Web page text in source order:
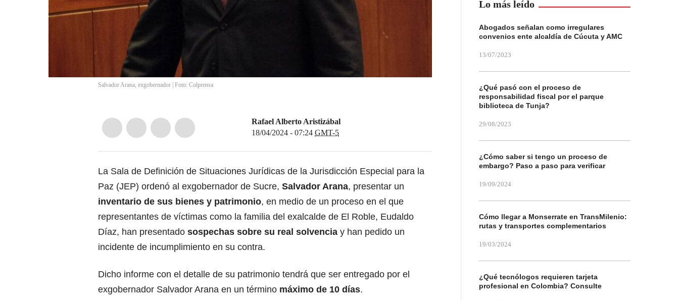
Salvador Arana, exgobernador | Foto: Colprensa
Rafael Alberto Aristizábal
18/04/2024 - 07:24 GMT-5
La Sala de Definición de Situaciones Jurídicas de la Jurisdicción Especial para la
Paz (JEP) ordenó al exgobernador de Sucre, Salvador Arana, presentar un
inventario de sus bienes y patrimonio, en medio de un proceso en el que
representantes de víctimas como la familia del exalcalde de El Roble, Eudaldo
Díaz, han presentado sospechas sobre su real solvencia y han pedido un
incidente de incumplimiento en su contra.
Dicho informe con el detalle de su patrimonio tendrá que ser entregado por el
exgobernador Salvador Arana en un término máximo de 10 días.
Lo más leído
Abogados señalan como irregulares
convenios ente alcaldía de Cúcuta y AMC
13/07/2023
¿Qué pasó con el proceso de
responsabilidad fiscal por el parque
biblioteca de Tunja?
29/08/2023
¿Cómo saber si tengo un proceso de
embargo? Paso a paso para verificar
19/09/2024
Cómo llegar a Monserrate en TransMilenio:
rutas y transportes complementarios
19/03/2024
¿Qué tecnólogos requieren tarjeta
profesional en Colombia? Consulte